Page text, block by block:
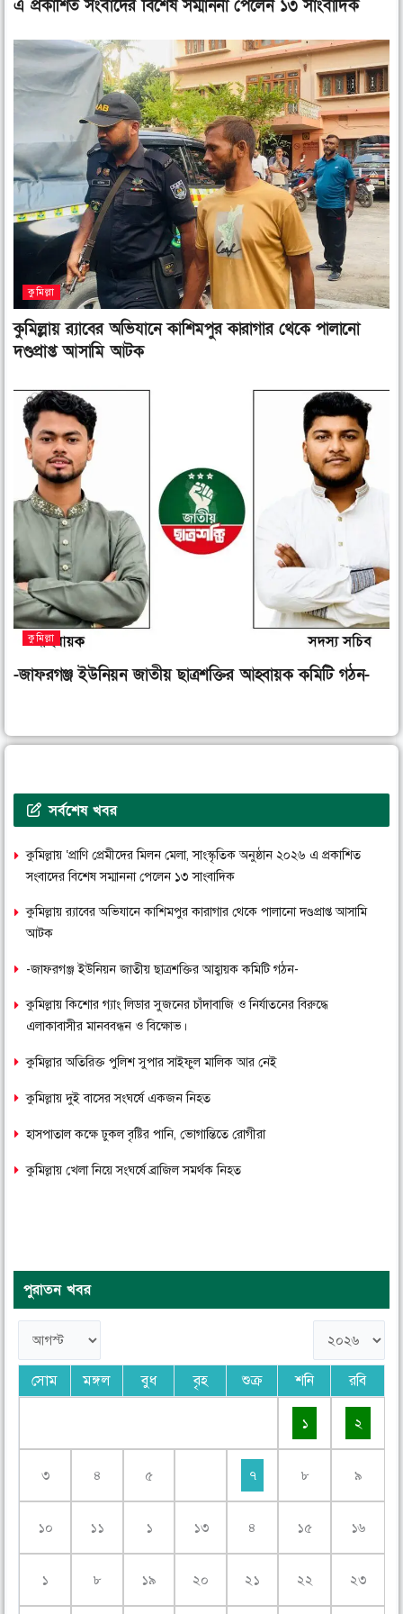
এ প্রকাশিত সংবাদের বিশেষ সম্মাননা পেলেন ১৩ সাংবাদিক
কুমিল্লা
কুমিল্লায় র‌্যাবের অভিযানে কাশিমপুর কারাগার থেকে পালানো
দণ্ডপ্রাপ্ত আসামি আটক
কুমিল্লা
-জাফরগঞ্জ ইউনিয়ন জাতীয় ছাত্রশক্তির আহ্বায়ক কমিটি গঠন-
সর্বশেষ খবর
কুমিল্লায় ‘প্রাণি প্রেমীদের মিলন মেলা, সাংস্কৃতিক অনুষ্ঠান ২০২৬ এ প্রকাশিত
সংবাদের বিশেষ সম্মাননা পেলেন ১৩ সাংবাদিক
কুমিল্লায় র‌্যাবের অভিযানে কাশিমপুর কারাগার থেকে পালানো দণ্ডপ্রাপ্ত আসামি
আটক
-জাফরগঞ্জ ইউনিয়ন জাতীয় ছাত্রশক্তির আহ্বায়ক কমিটি গঠন-
কুমিল্লায় কিশোর গ্যাং লিডার সুজনের চাঁদাবাজি ও নির্যাতনের বিরুদ্ধে
এলাকাবাসীর মানববন্ধন ও বিক্ষোভ।
কুমিল্লার অতিরিক্ত পুলিশ সুপার সাইফুল মালিক আর নেই
কুমিল্লায় দুই বাসের সংঘর্ষে একজন নিহত
হাসপাতাল কক্ষে ঢুকল বৃষ্টির পানি, ভোগান্তিতে রোগীরা
কুমিল্লায় খেলা নিয়ে সংঘর্ষে ব্রাজিল সমর্থক নিহত
পুরাতন খবর
সোম মঙ্গল বুধ বৃহ শুক্র শনি রবি
১ ২
৩ ৪ ৫ ৭ ৮ ৯
১০ ১১ ১ ১৩ ৪ ১৫ ১৬
১ ৮ ১৯ ২০ ২১ ২২ ২৩